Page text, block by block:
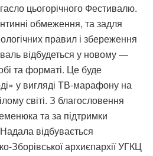
цьогорічного Фестивалю.
обмеження, та задля
правил і збереження
відбудеться у новому ―
та форматі. Це буде
у вигляді ТВ-марафону на
світі. З благословення
та за підтримки
відбувається
Зборівської архиєпархії УГКЦ